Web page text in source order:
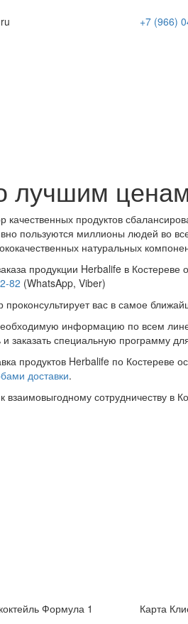
+7 (966)
лучшим
качественных продуктов
пользуются миллионы людей во
натуральных
продукции Herbalife в
82 (WhatsApp, Viber)
вас в самое
информацию по всем
заказать специальную программу
продуктов Herbalife по Костереве
доставки.
взаимовыгодному сотрудничеству в
Формула 1 Карта